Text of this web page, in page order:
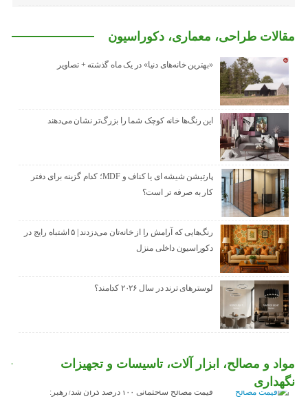
مقالات طراحی، معماری، دکوراسیون
«بهترین خانه‌های دنیا» در یک ماه گذشته + تصاویر
این رنگ‌ها خانه کوچک شما را بزرگ‌تر نشان می‌دهند
پارتیشن شیشه ای یا کناف و MDF؛ کدام گزینه برای دفتر
کار به صرفه تر است؟
رنگ‌هایی که آرامش را از خانه‌تان می‌دزدند | ۵ اشتباه رایج در
دکوراسیون داخلی منزل
لوسترهای ترند در سال ۲۰۲۶ کدامند؟
مواد و مصالح، ابزار آلات، تاسیسات و تجهیزات
نگهداری
قیمت مصالح ساختمانی ۱۰۰ درصد گران شد/ رهبر: